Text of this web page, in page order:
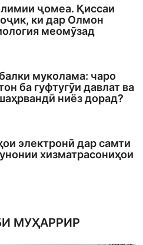
ҷомеа. Қиссаи
ки дар Олмон
меомӯзад
муколама: чаро
ба гуфтугӯи давлат ва
ниёз дорад?
электронӣ дар самти
хизматрасониҳои
МУҲАРРИР